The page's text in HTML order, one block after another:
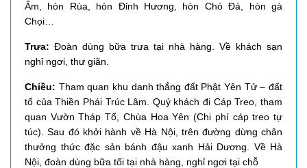
Ấm, hòn Rùa, hòn Đỉnh Hương, hòn Chó Đá, hòn gà
Chọi…
Trưa: Đoàn dùng bữa trưa tại nhà hàng. Về khách sạn
nghỉ ngơi, thư giãn.
Chiều: Tham quan khu danh thắng đất Phật Yên Tử – đất
tổ của Thiền Phái Trúc Lâm. Quý khách đi Cáp Treo, tham
quan Vườn Tháp Tổ, Chùa Hoa Yên (Chi phí cáp treo tự
túc). Sau đó khởi hành về Hà Nội, trên đường dừng chân
thưởng thức đặc sản bánh đậu xanh Hải Dương. Về Hà
Nội, đoàn dùng bữa tối tại nhà hàng, nghỉ ngơi tại chỗ